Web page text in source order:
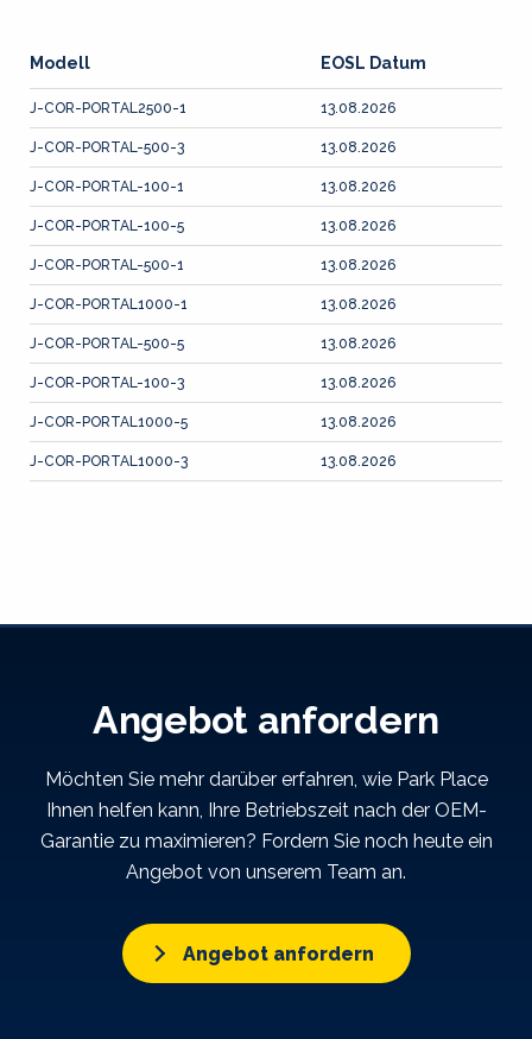
Modell EOSL Datum
J-COR-PORTAL2500-1 13.08.2026
J-COR-PORTAL-500-3 13.08.2026
J-COR-PORTAL-100-1 13.08.2026
J-COR-PORTAL-100-5 13.08.2026
J-COR-PORTAL-500-1 13.08.2026
J-COR-PORTAL1000-1 13.08.2026
J-COR-PORTAL-500-5 13.08.2026
J-COR-PORTAL-100-3 13.08.2026
J-COR-PORTAL1000-5 13.08.2026
J-COR-PORTAL1000-3 13.08.2026
Angebot anfordern
Möchten Sie mehr darüber erfahren, wie Park Place
Ihnen helfen kann, Ihre Betriebszeit nach der OEM-
Garantie zu maximieren? Fordern Sie noch heute ein
Angebot von unserem Team an.
Angebot anfordern